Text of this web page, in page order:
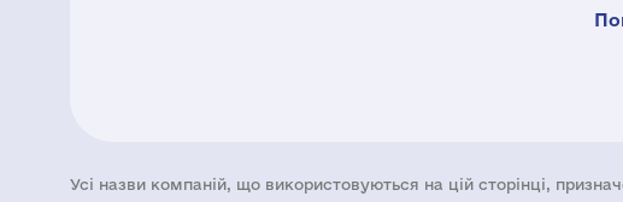
Усі назви компаній, що використовуються на цій сторінці,